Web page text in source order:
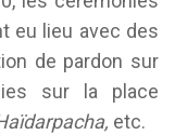
eu lieu avec des
de pardon sur
sur la place
ïdarpacha, etc.